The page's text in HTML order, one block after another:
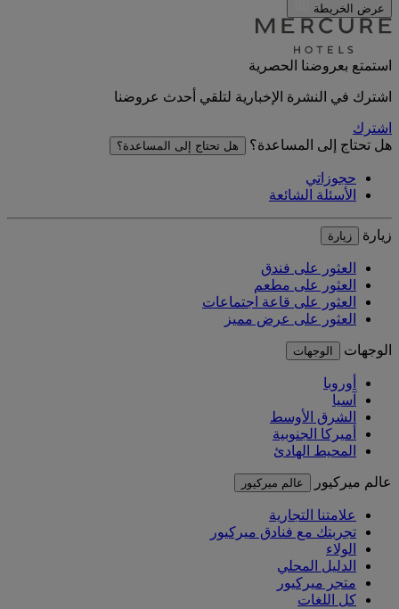
عرض الخريطة
استمتع بعروضنا الحصرية
اشترك في النشرة الإخبارية لتلقي أحدث عروضنا
اشترك
هل تحتاج إلى المساعدة؟
هل تحتاج إلى المساعدة؟
حجوزاتي
الأسئلة الشائعة
زيارة زيارة
العثور على فندق
العثور على مطعم
العثور على قاعة اجتماعات
العثور على عرض مميز
الوجهات الوجهات
أوروبا
آسيا
الشرق الأوسط
أميركا الجنوبية
المحيط الهادئ
عالم ميركيور عالم ميركيور
علامتنا التجارية
تجربتك مع فنادق ميركيور
الولاء
الدليل المحلي
متجر ميركيور
كل اللغات